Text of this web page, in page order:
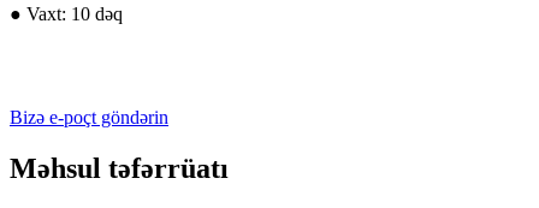
● Vaxt: 10 dəq
Bizə e-poçt göndərin
Məhsul təfərrüatı